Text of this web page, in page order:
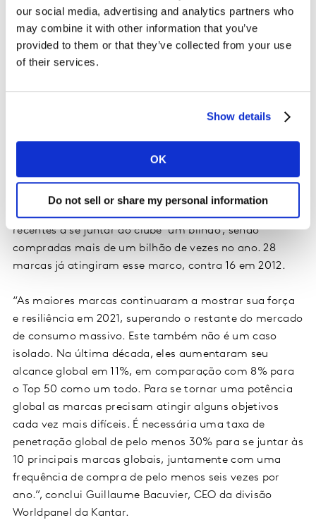
our social media, advertising and analytics partners who
may combine it with other information that you’ve
provided to them or that they’ve collected from your use
of their services.
Show details
OK
Do not sell or share my personal information
produzimos o relatório. Por isso, parabéns para Dove e
Vim, da Unilever”.
relação a 2020. As 10 principais marcas globais
representaram 7,4% de todas as compras (crescendo
3,2% ano a ano), enquanto as 50 principais marcas
globais representaram 17,2% (crescimento de 1,8% ano
recentes a se juntar ao clube ‘um bilhão’, sendo
compradas mais de um bilhão de vezes no ano. 28
marcas já atingiram esse marco, contra 16 em 2012.
“As maiores marcas continuaram a mostrar sua força
e resiliência em 2021, superando o restante do mercado
de consumo massivo. Este também não é um caso
isolado. Na última década, eles aumentaram seu
alcance global em 11%, em comparação com 8% para
o Top 50 como um todo. Para se tornar uma potência
global as marcas precisam atingir alguns objetivos
cada vez mais difíceis. É necessária uma taxa de
penetração global de pelo menos 30% para se juntar às
10 principais marcas globais, juntamente com uma
frequência de compra de pelo menos seis vezes por
ano.”, conclui Guillaume Bacuvier, CEO da divisão
Worldpanel da Kantar.